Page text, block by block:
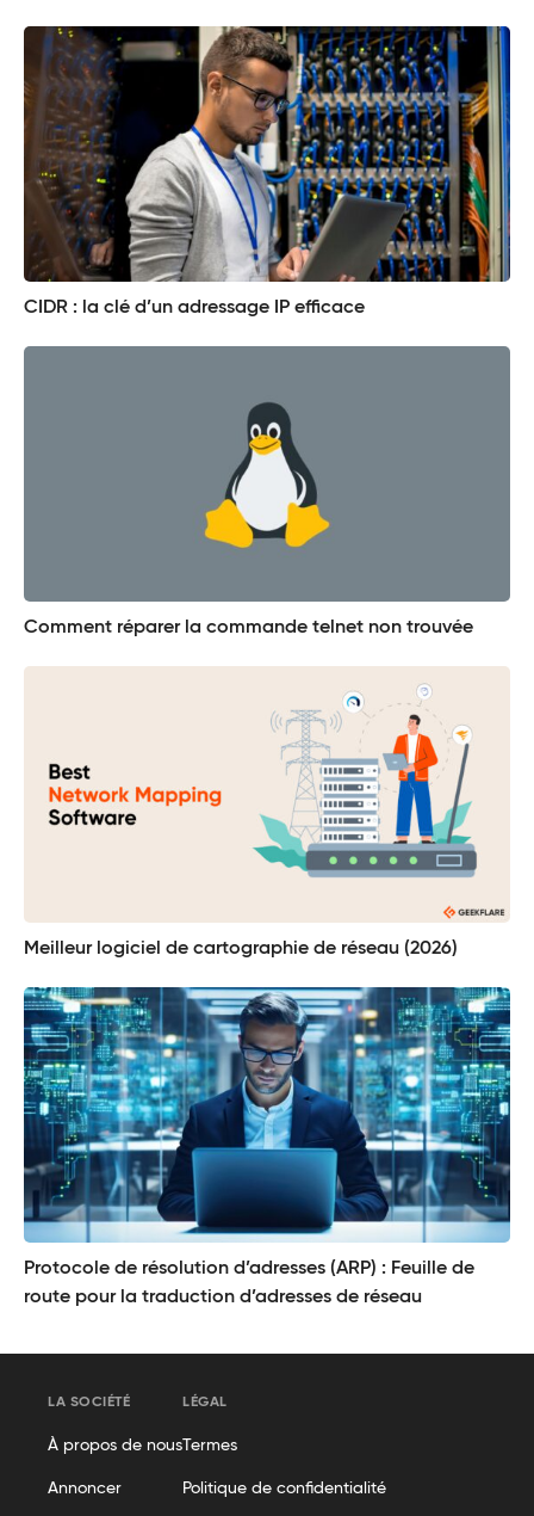
CIDR : la clé d’un adressage IP efficace
Comment réparer la commande telnet non trouvée
Meilleur logiciel de cartographie de réseau (2026)
Protocole de résolution d’adresses (ARP) : Feuille de
route pour la traduction d’adresses de réseau
LA SOCIÉTÉ
À propos de nous
Annoncer
LÉGAL
Termes
Politique de confidentialité